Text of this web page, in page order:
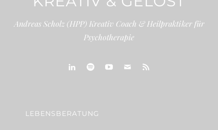
Andreas Scholz (HPP) Kreativ Coach & Heilpraktiker für
Psychotherapie
LEBENSBERATUNG